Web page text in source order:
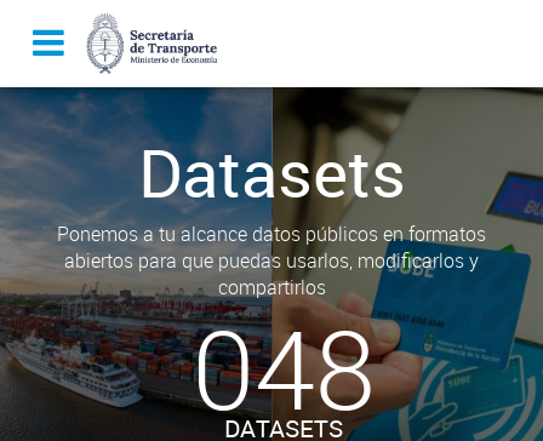
Datasets
Ponemos a tu alcance datos públicos en formatos
abiertos para que puedas usarlos, modificarlos y
compartirlos
048
DATASETS